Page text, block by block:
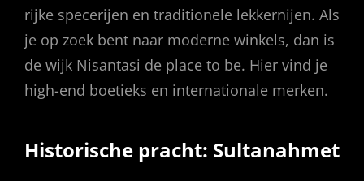
rijke specerijen en traditionele lekkernijen. Als
je op zoek bent naar moderne winkels, dan is
de wijk Nisantasi de place to be. Hier vind je
high-end boetieks en internationale merken.
Historische pracht: Sultanahmet